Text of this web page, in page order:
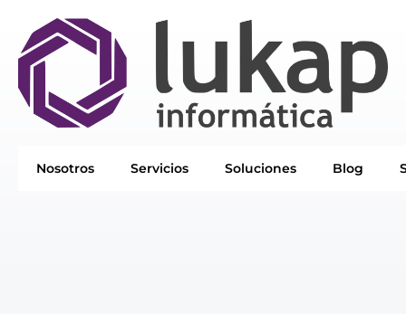
contenido
Nosotros Servicios Soluciones Blog